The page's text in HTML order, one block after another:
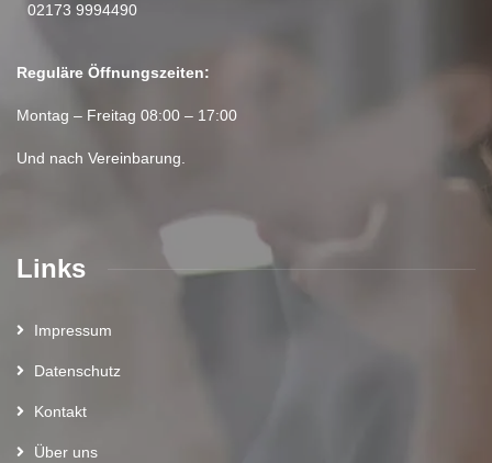
02173 9994490
Reguläre Öffnungszeiten:
Montag – Freitag 08:00 – 17:00
Und nach Vereinbarung.
Links
Impressum
Datenschutz
Kontakt
Über uns